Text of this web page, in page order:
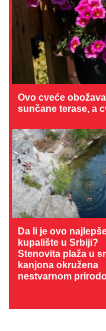
Ovo cveće
sunčane terase, a
Da li je ovo
kupalište u Srbiji?
Stenovita plaža u
kanjona okružena
nestvarnom